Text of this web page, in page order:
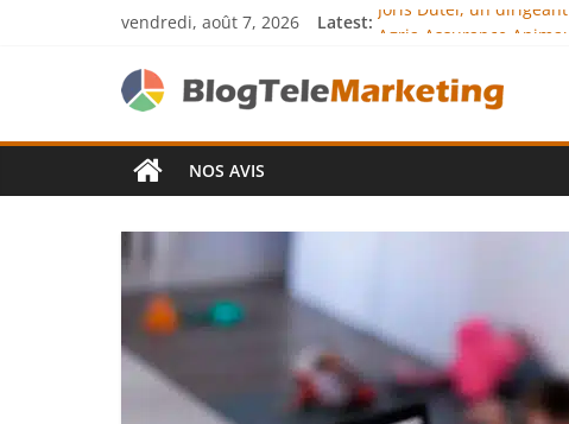
vendredi, août 7, 2026 Latest: Joris Dutel, un
JCA Academy :
Denis Bouclon : la
NOS AVIS